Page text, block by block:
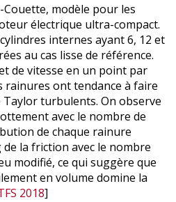
modèle pour les
électrique ultra-compact.
internes ayant 6, 12 et
au cas lisse de référence.
de vitesse en un point par
rainures ont tendance à faire
turbulents. On observe
avec le nombre de
de chaque rainure
de la friction avec le nombre
modifié, ce qui suggère que
en volume domine la
2018]